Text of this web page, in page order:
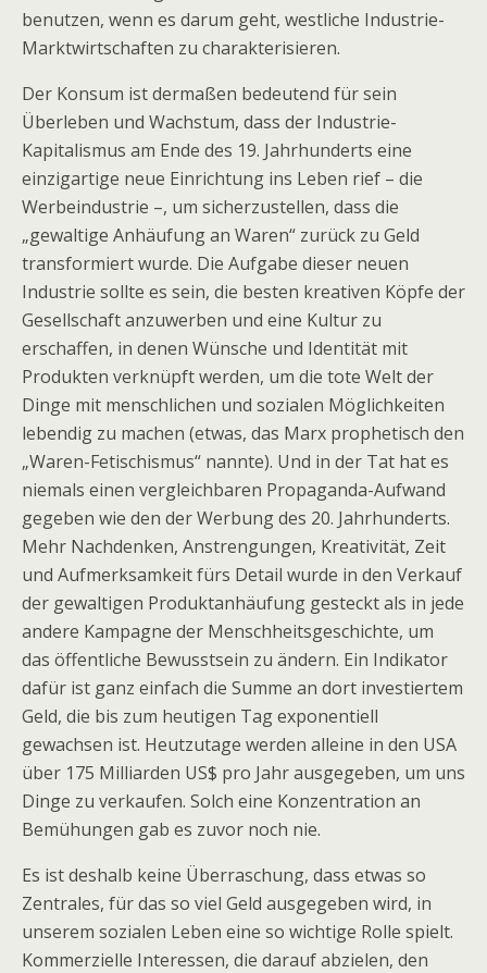
benutzen, wenn es darum geht, westliche Industrie-
Marktwirtschaften zu charakterisieren.
Der Konsum ist dermaßen bedeutend für sein
Überleben und Wachstum, dass der Industrie-
Kapitalismus am Ende des 19. Jahrhunderts eine
einzigartige neue Einrichtung ins Leben rief – die
Werbeindustrie –, um sicherzustellen, dass die
„gewaltige Anhäufung an Waren“ zurück zu Geld
transformiert wurde. Die Aufgabe dieser neuen
Industrie sollte es sein, die besten kreativen Köpfe der
Gesellschaft anzuwerben und eine Kultur zu
erschaffen, in denen Wünsche und Identität mit
Produkten verknüpft werden, um die tote Welt der
Dinge mit menschlichen und sozialen Möglichkeiten
lebendig zu machen (etwas, das Marx prophetisch den
„Waren-Fetischismus“ nannte). Und in der Tat hat es
niemals einen vergleichbaren Propaganda-Aufwand
gegeben wie den der Werbung des 20. Jahrhunderts.
Mehr Nachdenken, Anstrengungen, Kreativität, Zeit
und Aufmerksamkeit fürs Detail wurde in den Verkauf
der gewaltigen Produktanhäufung gesteckt als in jede
andere Kampagne der Menschheitsgeschichte, um
das öffentliche Bewusstsein zu ändern. Ein Indikator
dafür ist ganz einfach die Summe an dort investiertem
Geld, die bis zum heutigen Tag exponentiell
gewachsen ist. Heutzutage werden alleine in den USA
über 175 Milliarden US$ pro Jahr ausgegeben, um uns
Dinge zu verkaufen. Solch eine Konzentration an
Bemühungen gab es zuvor noch nie.
Es ist deshalb keine Überraschung, dass etwas so
Zentrales, für das so viel Geld ausgegeben wird, in
unserem sozialen Leben eine so wichtige Rolle spielt.
Kommerzielle Interessen, die darauf abzielen, den